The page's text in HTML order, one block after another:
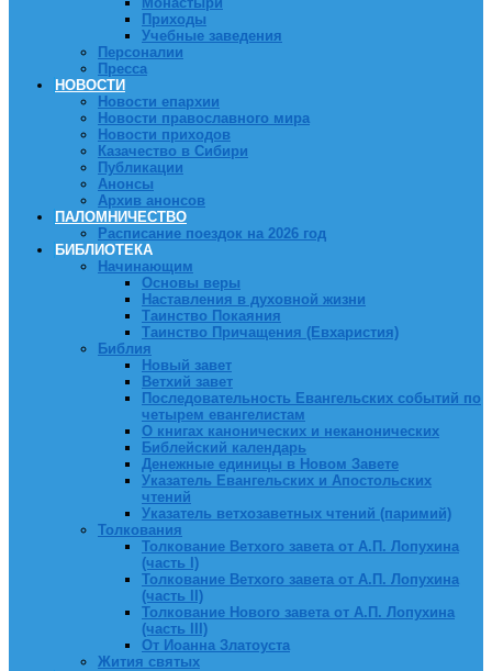
Приходы
Учебные заведения
Персоналии
Пресса
НОВОСТИ
Новости епархии
Новости православного мира
Новости приходов
Казачество в Сибири
Публикации
Анонсы
Архив анонсов
ПАЛОМНИЧЕСТВО
Расписание поездок на 2026 год
БИБЛИОТЕКА
Начинающим
Основы веры
Наставления в духовной жизни
Таинство Покаяния
Таинство Причащения (Евхаристия)
Библия
Новый завет
Ветхий завет
Последовательность Евангельских событий по
четырем евангелистам
О книгах канонических и неканонических
Библейский календарь
Денежные единицы в Новом Завете
Указатель Евангельских и Апостольских
чтений
Указатель ветхозаветных чтений (паримий)
Толкования
Толкование Ветхого завета от А.П. Лопухина
(часть I)
Толкование Ветхого завета от А.П. Лопухина
(часть II)
Толкование Нового завета от А.П. Лопухина
(часть III)
От Иоанна Златоуста
Жития святых